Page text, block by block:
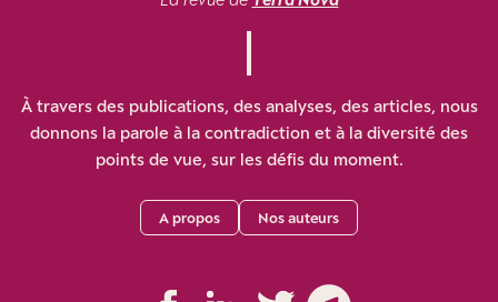
À travers des publications, des analyses, des articles, nous
donnons la parole à la contradiction et à la diversité des
points de vue, sur les défis du moment.
A propos Nos auteurs